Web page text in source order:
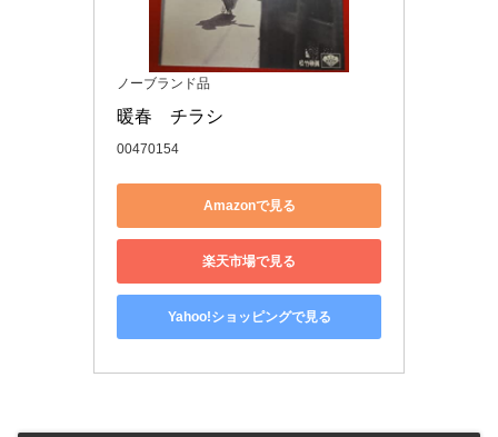
ノーブランド品
暖春　チラシ
00470154
Amazonで見る
楽天市場で見る
Yahoo!ショッピングで見る